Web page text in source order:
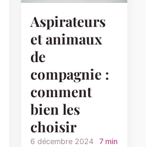
Aspirateurs
et animaux
de
compagnie :
comment
bien les
choisir
6 décembre 2024 7 min